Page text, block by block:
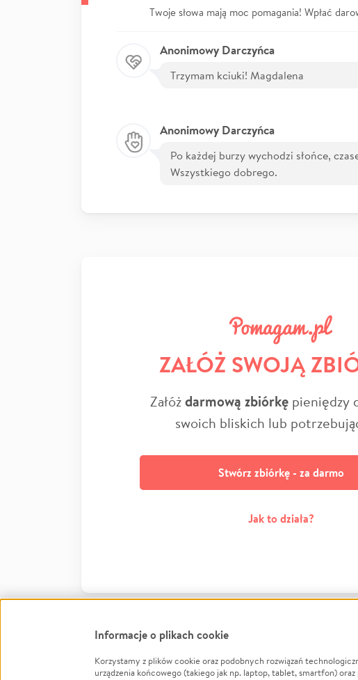
Twoje słowa mają moc pomagania! Wpłać
Anonimowy Darczyńca
Trzymam kciuki! Magdalena
Anonimowy Darczyńca
Po każdej burzy wychodzi słońce,
Wszystkiego dobrego.
ZAŁÓŻ SWOJĄ
Załóżdarmową zbiórkępieniędzy
swoich bliskich lub
Stwórz zbiórkę - za darmo
Jak to działa?
Informacje
Informacje o plikach cookie
Korzystamy z plików cookie oraz podobnych rozwiązań
urządzenia końcowego (takiego jak np. laptop, tablet, smartfon)